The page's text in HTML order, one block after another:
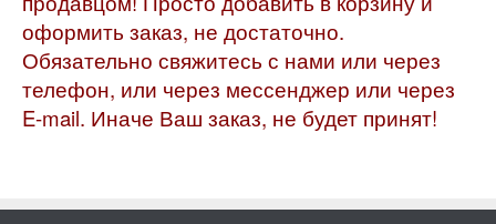
оформить заказ, не достаточно.
Обязательно свяжитесь с нами или через
телефон, или через мессенджер или через
E-mail. Иначе Ваш заказ, не будет принят!